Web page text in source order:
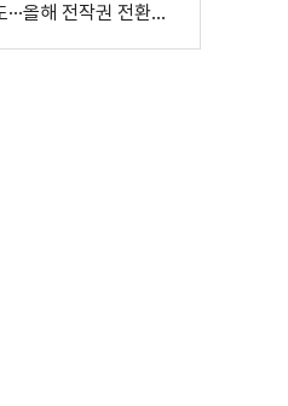
핵잠 등 협의 속도···올해 전작권 전환시기 결정 추진